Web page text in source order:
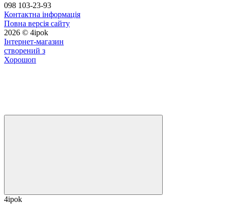
098 103-23-93
Контактна інформація
Повна версія сайту
2026 © 4ipok
Інтернет-магазин
створений з
Хорошоп
4ipok